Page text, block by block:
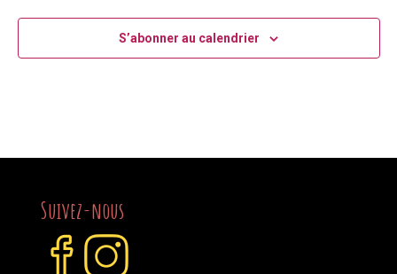
S’abonner au calendrier
Suivez-nous